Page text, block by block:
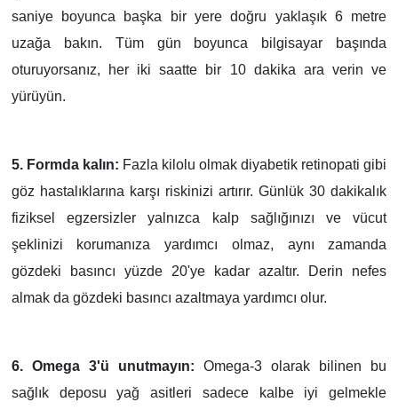
saniye boyunca başka bir yere doğru yaklaşık 6 metre
uzağa bakın. Tüm gün boyunca bilgisayar başında
oturuyorsanız, her iki saatte bir 10 dakika ara verin ve
yürüyün.
5. Formda kalın: Fazla kilolu olmak diyabetik retinopati gibi
göz hastalıklarına karşı riskinizi artırır. Günlük 30 dakikalık
fiziksel egzersizler yalnızca kalp sağlığınızı ve vücut
şeklinizi korumanıza yardımcı olmaz, aynı zamanda
gözdeki basıncı yüzde 20'ye kadar azaltır. Derin nefes
almak da gözdeki basıncı azaltmaya yardımcı olur.
6. Omega 3'ü unutmayın: Omega-3 olarak bilinen bu
sağlık deposu yağ asitleri sadece kalbe iyi gelmekle